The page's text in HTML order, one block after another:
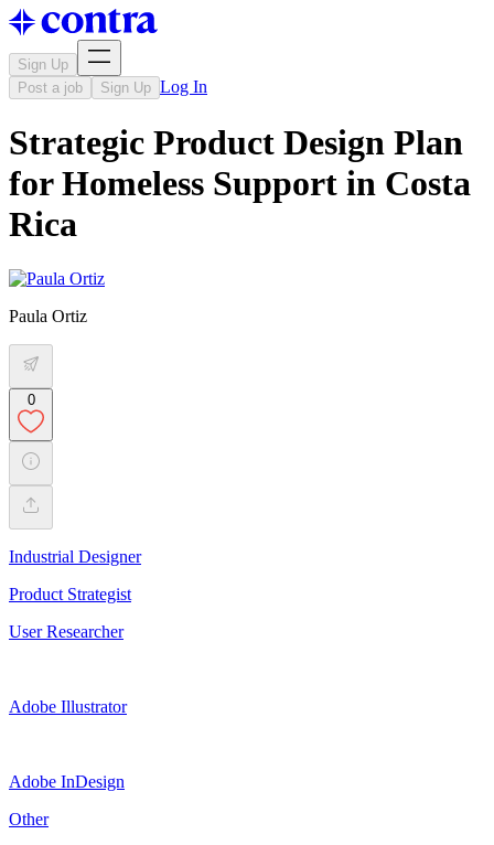
Sign Up
Post a job
Sign Up Log In
Strategic Product Design Plan
for Homeless Support in Costa
Rica
Paula Ortiz
0
Industrial Designer
Product Strategist
User Researcher
Adobe Illustrator
Adobe InDesign
Other